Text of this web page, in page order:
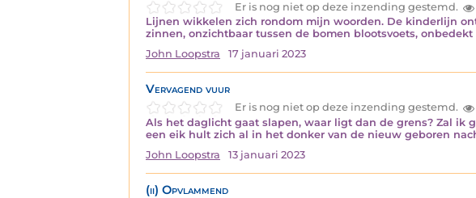
Er is nog niet op deze inzending gestemd.
Lijnen wikkelen zich rondom mijn woorden. De kinderlijn
zinnen, onzichtbaar tussen de bomen blootsvoets,
John Loopstra
17 januari 2023
Vervagend vuur
Er is nog niet op deze inzending gestemd.
Als het daglicht gaat slapen, waar ligt dan de grens? Zal ik
een eik hult zich al in het donker van de nieuw geboren
John Loopstra
13 januari 2023
(ii) Opvlammend